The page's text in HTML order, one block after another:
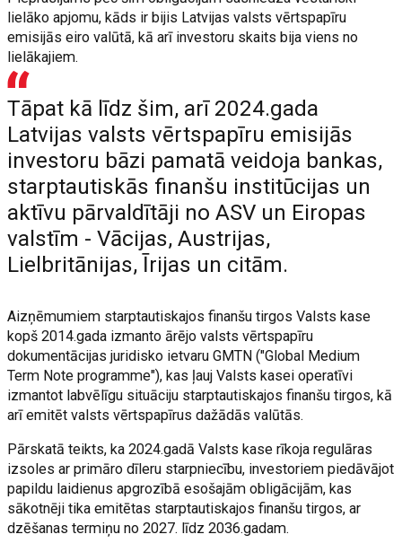
lielāko apjomu, kāds ir bijis Latvijas valsts vērtspapīru
emisijās eiro valūtā, kā arī investoru skaits bija viens no
lielākajiem.
Tāpat kā līdz šim, arī 2024.gada
Latvijas valsts vērtspapīru emisijās
investoru bāzi pamatā veidoja bankas,
starptautiskās finanšu institūcijas un
aktīvu pārvaldītāji no ASV un Eiropas
valstīm - Vācijas, Austrijas,
Lielbritānijas, Īrijas un citām.
Aizņēmumiem starptautiskajos finanšu tirgos Valsts kase
kopš 2014.gada izmanto ārējo valsts vērtspapīru
dokumentācijas juridisko ietvaru GMTN ("Global Medium
Term Note programme"), kas ļauj Valsts kasei operatīvi
izmantot labvēlīgu situāciju starptautiskajos finanšu tirgos, kā
arī emitēt valsts vērtspapīrus dažādās valūtās.
Pārskatā teikts, ka 2024.gadā Valsts kase rīkoja regulāras
izsoles ar primāro dīleru starpniecību, investoriem piedāvājot
papildu laidienus apgrozībā esošajām obligācijām, kas
sākotnēji tika emitētas starptautiskajos finanšu tirgos, ar
dzēšanas termiņu no 2027. līdz 2036.gadam.